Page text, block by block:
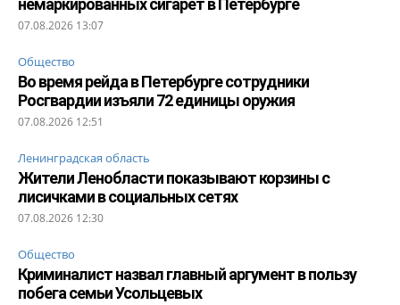
07.08.2026 13:07
Общество
Во время рейда в Петербурге сотрудники
Росгвардии изъяли 72 единицы оружия
07.08.2026 12:51
Ленинградская область
Жители Ленобласти показывают корзины с
лисичками в социальных сетях
07.08.2026 12:30
Общество
Криминалист назвал главный аргумент в пользу
побега семьи Усольцевых